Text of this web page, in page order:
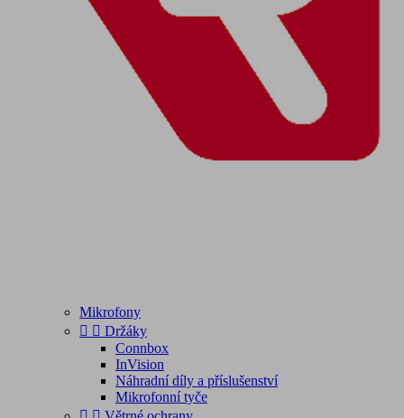
Mikrofony
  Držáky
Connbox
InVision
Náhradní díly a příslušenství
Mikrofonní tyče